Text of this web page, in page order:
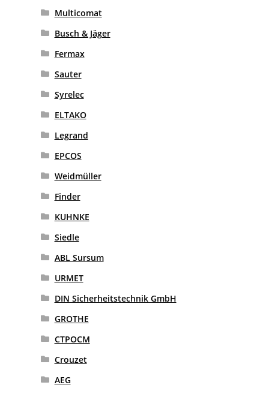
Multicomat
Busch & Jäger
Fermax
Sauter
Syrelec
ELTAKO
Legrand
EPCOS
Weidmüller
Finder
KUHNKE
Siedle
ABL Sursum
URMET
DIN Sicherheitstechnik GmbH
GROTHE
CTPOCM
Crouzet
AEG